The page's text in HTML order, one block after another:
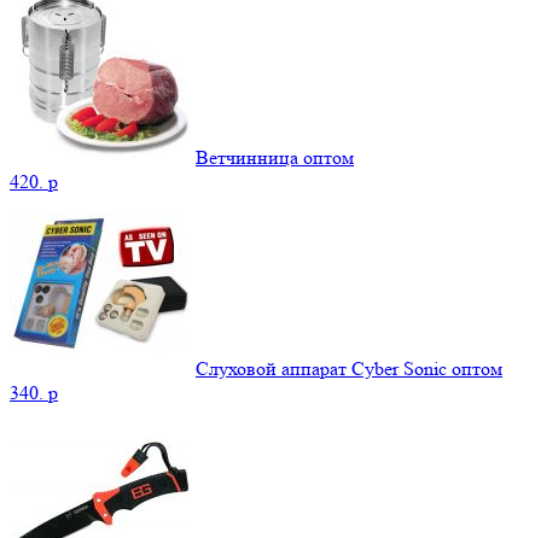
Ветчинница оптом
420. p
Слуховой аппарат Cyber Sonic оптом
340. p